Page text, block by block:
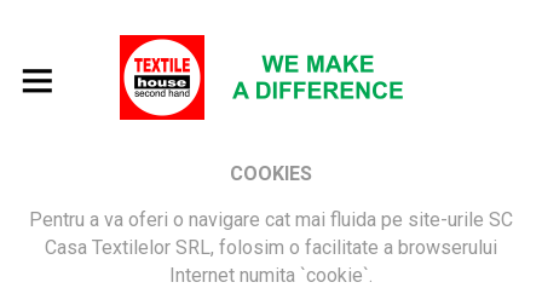
COOKIES
Pentru a va oferi o navigare cat mai fluida pe site-urile SC
Casa Textilelor SRL, folosim o facilitate a browserului
Internet numita `cookie`.